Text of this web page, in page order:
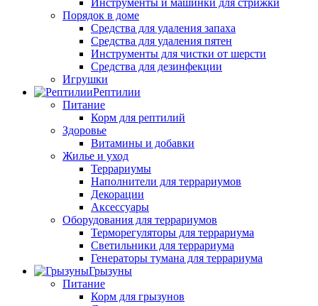
Инструменты и машинки для стрижки
Порядок в доме
Средства для удаления запаха
Средства для удаления пятен
Инструменты для чистки от шерсти
Средства для дезинфекции
Игрушки
Рептилии
Питание
Корм для рептилий
Здоровье
Витамины и добавки
Жилье и уход
Террариумы
Наполнители для террариумов
Декорации
Аксессуары
Оборудования для террариумов
Терморегуляторы для террариума
Светильники для террариума
Генераторы тумана для террариума
Грызуны
Питание
Корм для грызунов